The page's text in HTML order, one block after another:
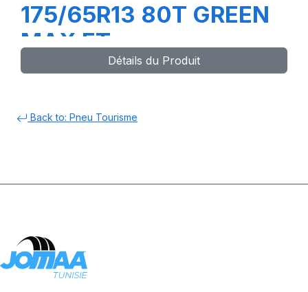
175/65R13 80T GREEN
MAX ET
Détails du Produit
Back to: Pneu Tourisme